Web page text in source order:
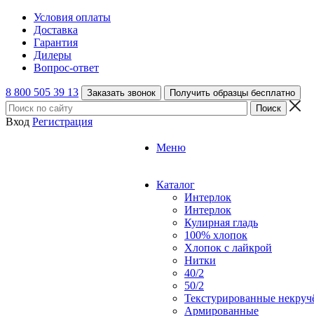
Условия оплаты
Доставка
Гарантия
Дилеры
Вопрос-ответ
8 800 505 39 13 Заказать звонок Получить образцы бесплатно
Вход Регистрация
Меню
Каталог
Интерлок
Интерлок
Кулирная гладь
100% хлопок
Хлопок с лайкрой
Нитки
40/2
50/2
Текстурированные
Армированные